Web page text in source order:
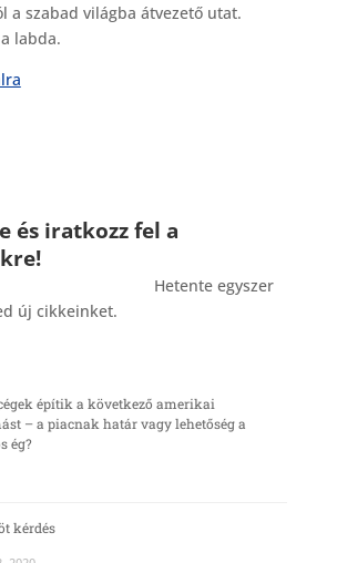
a szabad világba átvezető utat.
labda.
és iratkozz fel a
Hetente egyszer
új cikkeinket.
építik a következő amerikai
– a piacnak határ vagy lehetőség a
ég?
kérdés